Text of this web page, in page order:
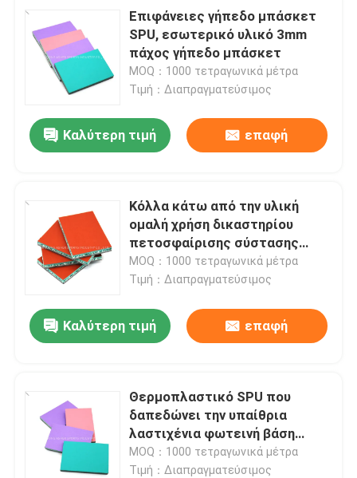
Επιφάνειες γήπεδο μπάσκετ
SPU, εσωτερικό υλικό 3mm
πάχος γήπεδο μπάσκετ
MOQ：1000 τετραγωνικά μέτρα
Τιμή：Διαπραγματεύσιμος
Καλύτερη τιμή επαφή
Κόλλα κάτω από την υλική
ομαλή χρήση δικαστηρίου
πετοσφαίρισης σύστασης
βαρελιών δαπέδων SPU
MOQ：1000 τετραγωνικά μέτρα
Τιμή：Διαπραγματεύσιμος
Καλύτερη τιμή επαφή
Θερμοπλαστικό SPU που
δαπεδώνει την υπαίθρια
λαστιχένια φωτεινή βάση
τσιμέντου επιφάνειας
MOQ：1000 τετραγωνικά μέτρα
Τιμή：Διαπραγματεύσιμος